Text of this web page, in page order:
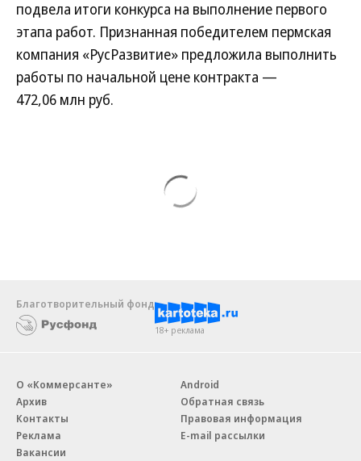
подвела итоги конкурса на выполнение первого
этапа работ. Признанная победителем пермская
компания «РусРазвитие» предложила выполнить
работы по начальной цене контракта —
472,06 млн руб.
Благотворительный фонд
18+ реклама
О «Коммерсанте»
Архив
Контакты
Реклама
Вакансии
Android
Обратная связь
Правовая информация
E-mail рассылки